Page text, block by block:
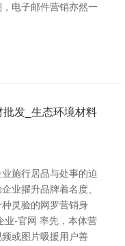
电子邮件营销亦然一
发_生态环境材料
施行居品与处事的迫
业擢升品牌着名度、
灵验的网罗营销身
业-官网 率先，本体营
或图片吸援用户善